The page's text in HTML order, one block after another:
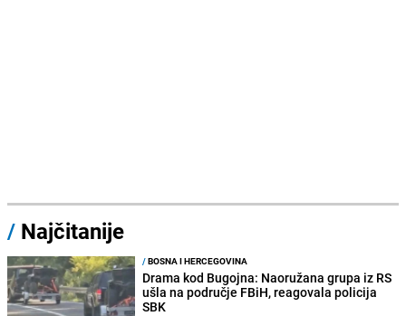
/ Najčitanije
/BOSNA I HERCEGOVINA
Drama kod Bugojna: Naoružana grupa iz RS
ušla na područje FBiH, reagovala policija
SBK